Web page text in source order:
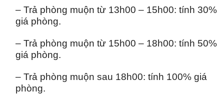
– Trả phòng muộn từ 13h00 – 15h00: tính 30%
giá phòng.
– Trả phòng muộn từ 15h00 – 18h00: tính 50%
giá phòng.
– Trả phòng muộn sau 18h00: tính 100% giá
phòng.